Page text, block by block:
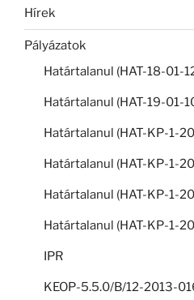
Hírek
Pályázatok
Határtalanul (HAT-18-01-
Határtalanul (HAT-19-01-
Határtalanul (HAT-KP-1-
Határtalanul (HAT-KP-1-
Határtalanul (HAT-KP-1-
Határtalanul (HAT-KP-1-
IPR
KEOP-5.5.0/B/12-2013-